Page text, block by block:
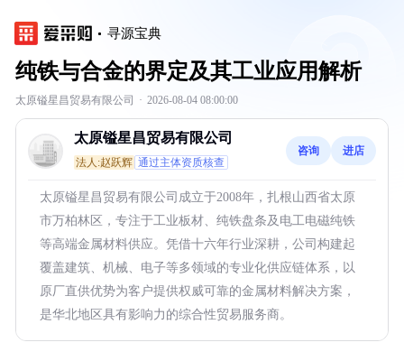
寻源宝典
纯铁与合金的界定及其工业应用解析
太原镒星昌贸易有限公司 · 2026-08-04 08:00:00
太原镒星昌贸易有限公司
法人:赵跃辉 通过主体资质核查
咨询 进店
太原镒星昌贸易有限公司成立于2008年，扎根山西省太原
市万柏林区，专注于工业板材、纯铁盘条及电工电磁纯铁
等高端金属材料供应。凭借十六年行业深耕，公司构建起
覆盖建筑、机械、电子等多领域的专业化供应链体系，以
原厂直供优势为客户提供权威可靠的金属材料解决方案，
是华北地区具有影响力的综合性贸易服务商。